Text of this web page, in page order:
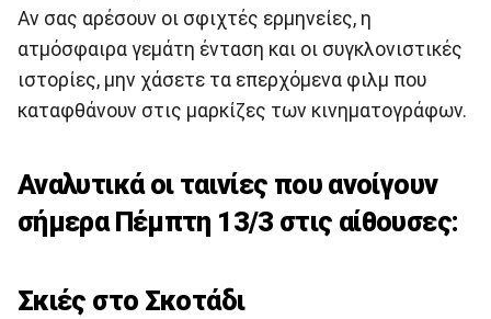
Αν σας αρέσουν οι σφιχτές ερμηνείες, η
ατμόσφαιρα γεμάτη ένταση και οι συγκλονιστικές
ιστορίες, μην χάσετε τα επερχόμενα φιλμ που
καταφθάνουν στις μαρκίζες των κινηματογράφων.
Αναλυτικά οι ταινίες που ανοίγουν
σήμερα Πέμπτη 13/3 στις αίθουσες:
Σκιές στο Σκοτάδι